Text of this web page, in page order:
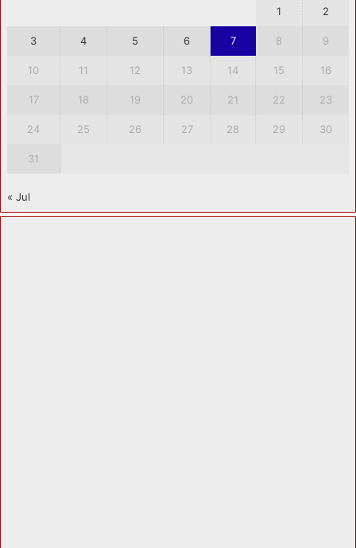
1 2
3 4 5 6 7 8 9
10 11 12 13 14 15 16
17 18 19 20 21 22 23
24 25 26 27 28 29 30
31
« Jul